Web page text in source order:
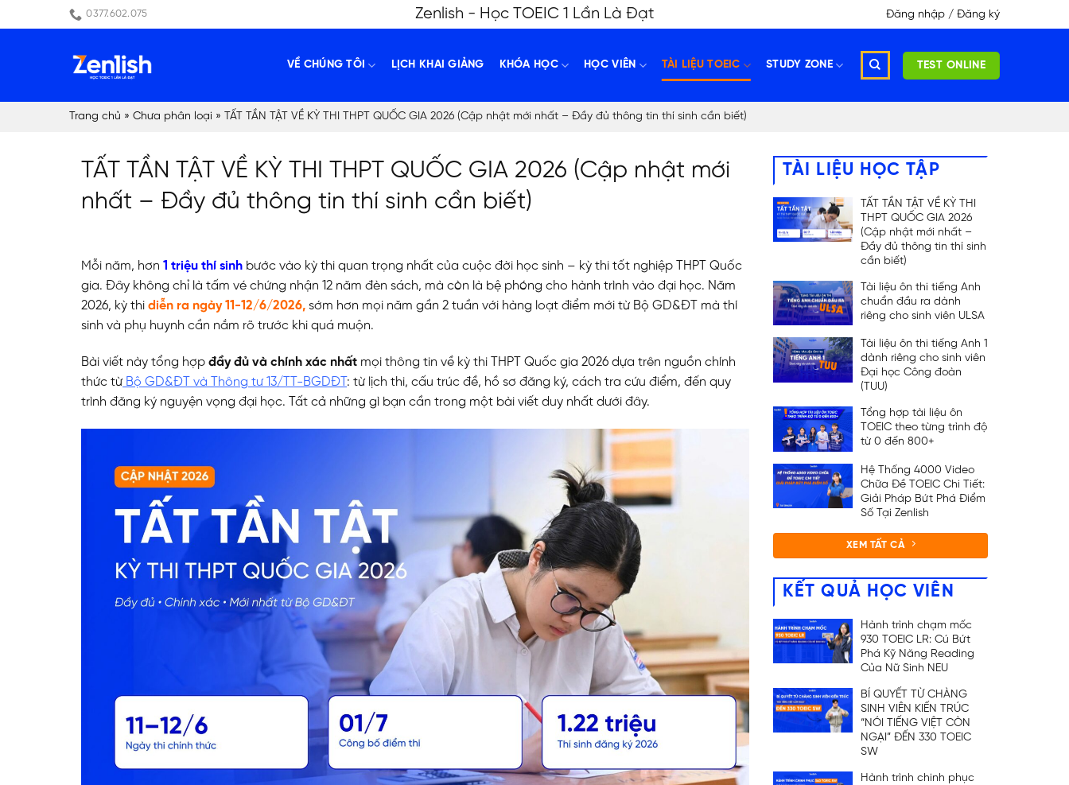
to
0377.602.075 Zenlish - Học TOEIC 1 Lần Là Đạt Đăng nhập / Đăng ký
VỀ CHÚNG TÔI LỊCH KHAI GIẢNG KHÓA HỌC HỌC VIÊN TÀI LIỆU TOEIC STUDY ZONE TEST ONLINE
Trang chủ » Chưa phân loại » TẤT TẦN TẬT VỀ KỲ THI THPT QUỐC GIA 2026 (Cập nhật mới nhất – Đầy đủ thông tin thí sinh cần biết)
TẤT TẦN TẬT VỀ KỲ THI THPT QUỐC GIA 2026 (Cập nhật mới
nhất – Đầy đủ thông tin thí sinh cần biết)
Mỗi năm, hơn 1 triệu thí sinh bước vào kỳ thi quan trọng nhất của cuộc đời học sinh – kỳ thi tốt nghiệp THPT Quốc
gia. Đây không chỉ là tấm vé chứng nhận 12 năm đèn sách, mà còn là bệ phóng cho hành trình vào đại học. Năm
2026, kỳ thi diễn ra ngày 11-12/6/2026, sớm hơn mọi năm gần 2 tuần với hàng loạt điểm mới từ Bộ GD&ĐT mà thí
sinh và phụ huynh cần nắm rõ trước khi quá muộn.
Bài viết này tổng hợp đầy đủ và chính xác nhất mọi thông tin về kỳ thi THPT Quốc gia 2026 dựa trên nguồn chính
thức từ Bộ GD&ĐT và Thông tư 13/TT-BGDĐT : từ lịch thi, cấu trúc đề, hồ sơ đăng ký, cách tra cứu điểm, đến quy
trình đăng ký nguyện vọng đại học. Tất cả những gì bạn cần trong một bài viết duy nhất dưới đây.
TÀI LIỆU HỌC TẬP
TẤT TẦN TẬT VỀ KỲ THI
THPT QUỐC GIA 2026
(Cập nhật mới nhất –
Đầy đủ thông tin thí sinh
cần biết)
Tài liệu ôn thi tiếng Anh
chuẩn đầu ra dành
riêng cho sinh viên ULSA
Tài liệu ôn thi tiếng Anh 1
dành riêng cho sinh viên
Đại học Công đoàn
(TUU)
Tổng hợp tài liệu ôn
TOEIC theo từng trình độ
từ 0 đến 800+
Hệ Thống 4000 Video
Chữa Đề TOEIC Chi Tiết:
Giải Pháp Bứt Phá Điểm
Số Tại Zenlish
XEM TẤT CẢ
KẾT QUẢ HỌC VIÊN
Hành trình chạm mốc
930 TOEIC LR: Cú Bứt
Phá Kỹ Năng Reading
Của Nữ Sinh NEU
BÍ QUYẾT TỪ CHÀNG
SINH VIÊN KIẾN TRÚC
“NÓI TIẾNG VIỆT CÒN
NGẠI” ĐẾN 330 TOEIC
SW
Hành trình chinh phục